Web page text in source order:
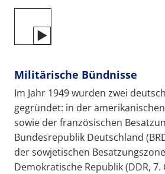
Militärische Bündnisse
Im Jahr 1949 wurden zwei
gegründet: in der
sowie der französischen
Bundesrepublik Deutschland
der sowjetischen
Demokratische Republik (DDR,